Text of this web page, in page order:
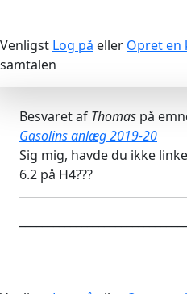
Venligst Log på eller Opret en
samtalen
Besvaret af Thomas på
Gasolins anlæg 2019-20
Sig mig, havde du ikke
6.2 på H4???